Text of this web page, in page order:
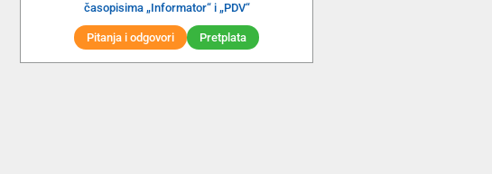
časopisima „Informator“ i „PDV“
Pitanja i odgovori Pretplata